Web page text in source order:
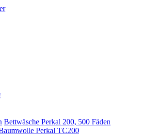
Bettwäsche Perkal 200, 500 Fäden
Perkal TC200